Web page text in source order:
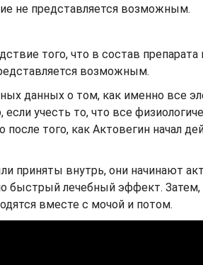
не представляется возможным.
того, что в состав
возможным.
данных о том, как именно все
если учесть то, что все
после того, как Актовегин начал
приняты внутрь, они начинают
быстрый лечебный эффект.
вместе с мочой и потом.